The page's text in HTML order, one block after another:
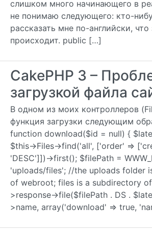
слишком много начинающего в
не понимаю следующего: кто-
рассказать мне по-английски, что
происходит. public […]
CakePHP 3 –
загрузкой файла
В одном из моих контроллеров
функция загрузки следующим
function download($id = null) {
$this->Files->find('all', ['order' =>
'DESC']])->first(); $filePath =
'uploads/files'; //the uploads folder
of webroot; files is a subdirectory
>response->file($filePath . DS .
>name, array('download' => true,